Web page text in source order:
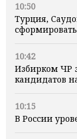
10:50
Турция,
10:42
Избирком ЧР
кандидатов
10:15
В России